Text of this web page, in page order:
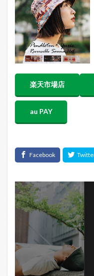
楽天市場店
au PAY